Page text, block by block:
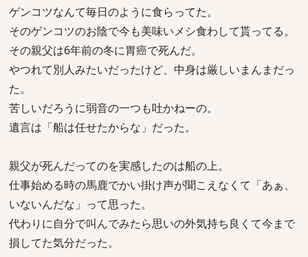
ゲンコツなんて毎日のように食らってた。
そのゲンコツのお陰で今も美味いメシ食わして貰ってる。
その親父は6年前の冬に胃癌で死んだ。
やつれて別人みたいだったけど、中身は厳しいまんまだっ
た。
苦しいだろうに弱音の一つも吐かねーの。
遺言は「船は任せたからな」だった。
親父が死んだってのを実感したのは船の上。
仕事始める時の馬鹿でかい掛け声が聞こえなくて「あぁ、
いないんだな」って思った。
代わりに自分で叫んでみたら思いの外気持ち良くて今まで
損してた気分だった。